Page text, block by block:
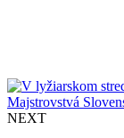
NEXT